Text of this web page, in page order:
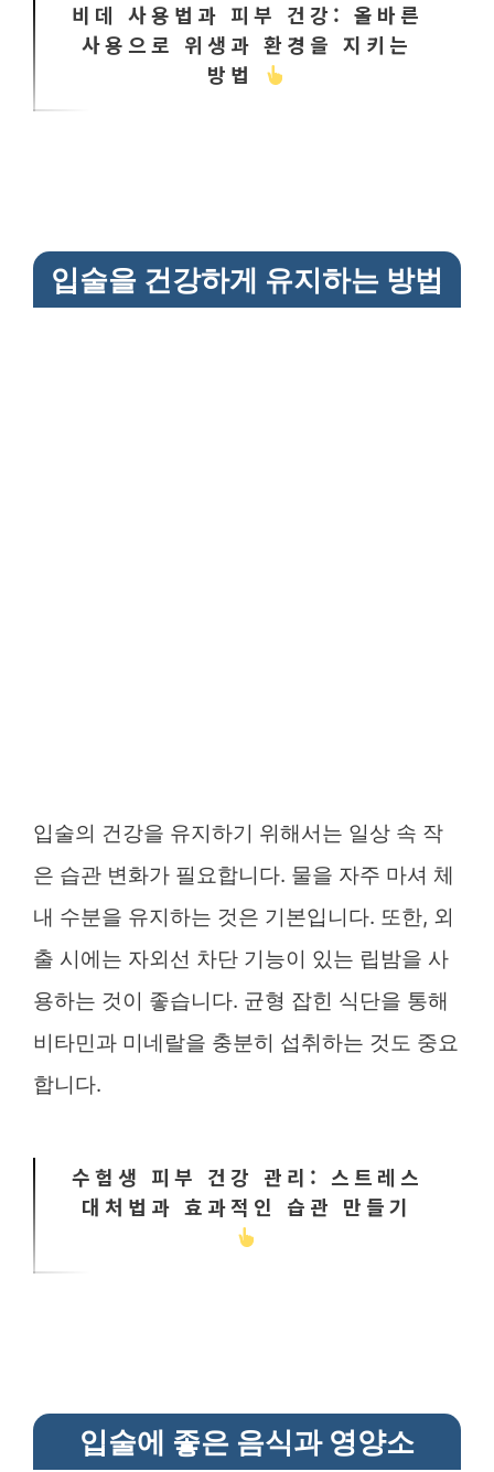
비데 사용법과 피부 건강: 올바른
사용으로 위생과 환경을 지키는
방법
입술을 건강하게 유지하는 방법
입술의 건강을 유지하기 위해서는 일상 속 작
은 습관 변화가 필요합니다. 물을 자주 마셔 체
내 수분을 유지하는 것은 기본입니다. 또한, 외
출 시에는 자외선 차단 기능이 있는 립밤을 사
용하는 것이 좋습니다. 균형 잡힌 식단을 통해
비타민과 미네랄을 충분히 섭취하는 것도 중요
합니다.
수험생 피부 건강 관리: 스트레스
대처법과 효과적인 습관 만들기
입술에 좋은 음식과 영양소